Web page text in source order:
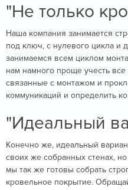
"Не только
Наша компания занимается
под ключ, с нулевого цикла и
занимаемся всем циклом
нам намного проще учесть
связанные с монтажом и
коммуникаций и определить
"Идеальный
Конечно же, идеальный
своих же собранных стенах,
мы так же готовы собрать
кровельное покрытие.